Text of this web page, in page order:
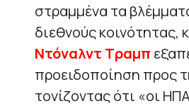
στραμμένα τα
διεθνούς κοινότητας,
Ντόναλντ Τραμπ
προειδοποίηση προς
τονίζοντας ότι «οι